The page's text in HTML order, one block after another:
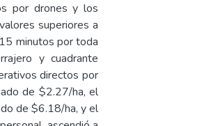
por drones y los
superiores a
minutos por toda
y cuadrante
directos por
de $2.27/ha, el
de $6.18/ha, y el